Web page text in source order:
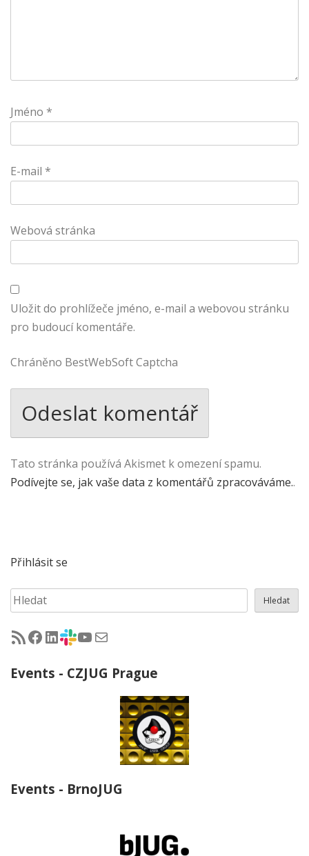
Jméno *
E-mail *
Webová stránka
Uložit do prohlížeče jméno, e-mail a webovou stránku
pro budoucí komentáře.
Chráněno BestWebSoft Captcha
Tato stránka používá Akismet k omezení spamu.
Podívejte se, jak vaše data z komentářů zpracováváme..
Přihlásit se
Hledat Hledat
RSS - články na jug.cz
Facebook skupina Czech Java User Group
LinkedIn skupina Czech Java User Group
CZJUG Slack fórum
CZJUG YouTube kanálCZJUG email
Events - CZJUG Prague
Events - BrnoJUG